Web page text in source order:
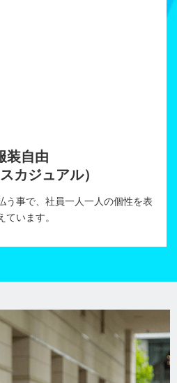
装自由
カジュアル）
う事で、社員一人一人の個性を表
います。